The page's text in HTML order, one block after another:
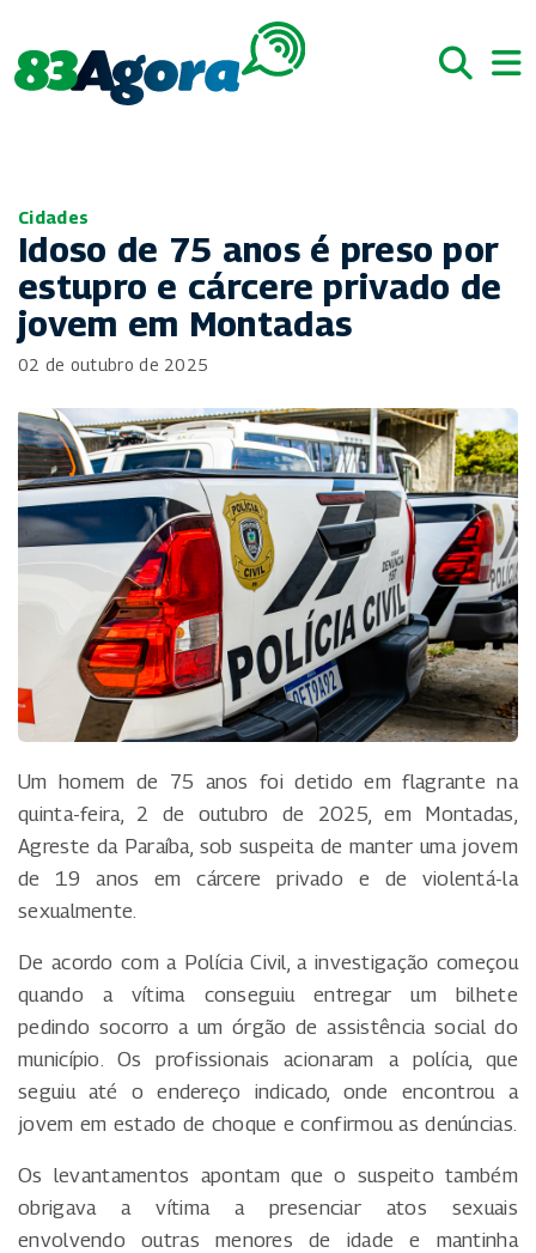
Cidades
Idoso de 75 anos é preso por
estupro e cárcere privado de
jovem em Montadas
02 de outubro de 2025
Um homem de 75 anos foi detido em flagrante na
quinta-feira, 2 de outubro de 2025, em Montadas,
Agreste da Paraíba, sob suspeita de manter uma jovem
de 19 anos em cárcere privado e de violentá-la
sexualmente.
De acordo com a Polícia Civil, a investigação começou
quando a vítima conseguiu entregar um bilhete
pedindo socorro a um órgão de assistência social do
município. Os profissionais acionaram a polícia, que
seguiu até o endereço indicado, onde encontrou a
jovem em estado de choque e confirmou as denúncias.
Os levantamentos apontam que o suspeito também
obrigava a vítima a presenciar atos sexuais
envolvendo outras menores de idade e mantinha